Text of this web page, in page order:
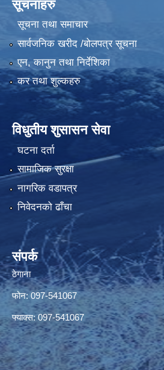
सूचनाहरु
सूचना तथा समाचार
सार्वजनिक खरीद /बोलपत्र सूचना
एन, कानुन तथा निर्देशिका
कर तथा शुल्कहरु
विधुतीय शुसासन सेवा
घटना दर्ता
सामाजिक सुरक्षा
नागरिक वडापत्र
निवेदनको ढाँचा
संपर्क
ठेगाना
फोन: 097-541067
फ्याक्स: 097-541067